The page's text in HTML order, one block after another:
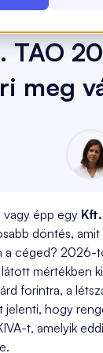
TAO
meg
épp egy
döntés,
céged? 2026-
mértékben
forintra, a
jelenti, hogy
t, amelyik